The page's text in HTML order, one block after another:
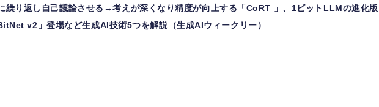
繰り返し自己議論させる→考えが深くなり精度が向上する「CoRT 」、1ビットLLMの進化版
v2」登場など生成AI技術5つを解説（生成AIウィークリー）